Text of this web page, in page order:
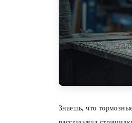
Знаешь, что